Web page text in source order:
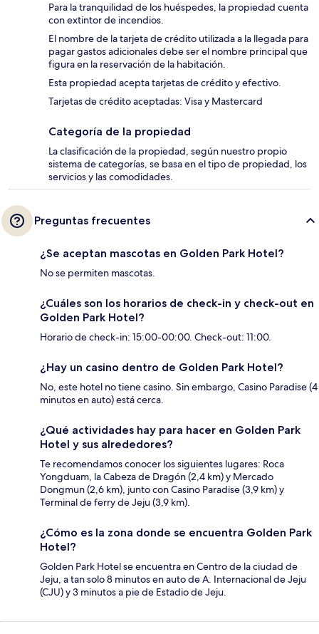
Para la tranquilidad de los huéspedes, la propiedad cuenta
con extintor de incendios.
El nombre de la tarjeta de crédito utilizada a la llegada para
pagar gastos adicionales debe ser el nombre principal que
figura en la reservación de la habitación.
Esta propiedad acepta tarjetas de crédito y efectivo.
Tarjetas de crédito aceptadas: Visa y Mastercard
Categoría de la propiedad
La clasificación de la propiedad, según nuestro propio
sistema de categorías, se basa en el tipo de propiedad, los
servicios y las comodidades.
Preguntas frecuentes
¿Se aceptan mascotas en Golden Park Hotel?
No se permiten mascotas.
¿Cuáles son los horarios de check-in y check-out en
Golden Park Hotel?
Horario de check-in: 15:00-00:00. Check-out: 11:00.
¿Hay un casino dentro de Golden Park Hotel?
No, este hotel no tiene casino. Sin embargo, Casino Paradise (4
minutos en auto) está cerca.
¿Qué actividades hay para hacer en Golden Park
Hotel y sus alrededores?
Te recomendamos conocer los siguientes lugares: Roca
Yongduam, la Cabeza de Dragón (2,4 km) y Mercado
Dongmun (2,6 km), junto con Casino Paradise (3,9 km) y
Terminal de ferry de Jeju (3,9 km).
¿Cómo es la zona donde se encuentra Golden Park
Hotel?
Golden Park Hotel se encuentra en Centro de la ciudad de
Jeju, a tan solo 8 minutos en auto de A. Internacional de Jeju
(CJU) y 3 minutos a pie de Estadio de Jeju.